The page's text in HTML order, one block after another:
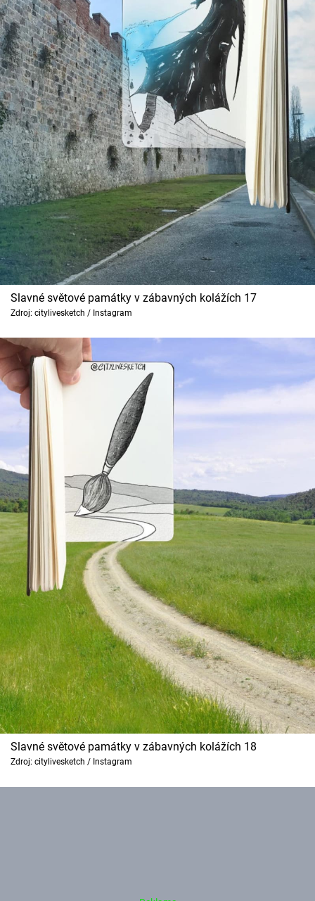
Slavné světové památky v zábavných kolážích 17
Zdroj: citylivesketch / Instagram
Slavné světové památky v zábavných kolážích 18
Zdroj: citylivesketch / Instagram